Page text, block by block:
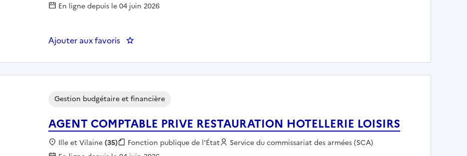
En ligne depuis le 04 juin 2026
Ajouter aux favoris : REFERENT BUREAU RESSOURCES HUMAINES PERSONNEL CIVIL
AGENT COMPTABLE PRIVE RESTAURATION HOTELLERIE LOISIRS
Gestion budgétaire et financière
Localisation :
Ille et Vilaine(35) Fonction publique :
Fonction publique de l'État Employeur :
Service du commissariat des armées (SCA)